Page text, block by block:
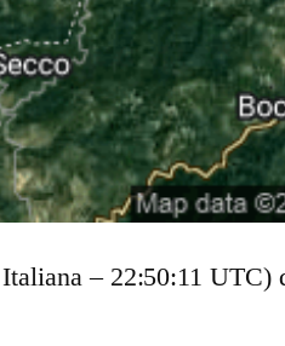
– 22:50:11